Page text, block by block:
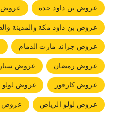
عروض بن داود جده
عروض
عروض بن داود مكة والمدينة
عروض جراند مارت الدمام
عروض رمضان
عروض سبار
عروض كارفور
عروض لولو
عروض لولو الرياض
عروض